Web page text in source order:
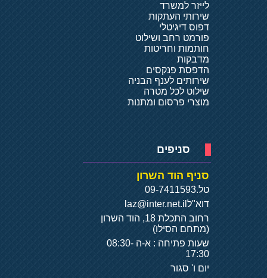
לייזר למשרד
שירותי העתקות
דפוס דיגיטלי
פורמט רחב ושילוט
חותמות וחריטות
מדבקות
הדפסת פנקסים
שירותים לענף הבניה
שילוט לכל מטרה
מוצרי פרסום ומתנות
סניפים
סניף הוד השרון
טל.09-7411593
דוא"ל laz@inter.net.il
רחוב התכלת 18, הוד השרון
(מתחם הסילו)
שעות פתיחה : א-ה 08:30-
17:30
יום ו' סגור